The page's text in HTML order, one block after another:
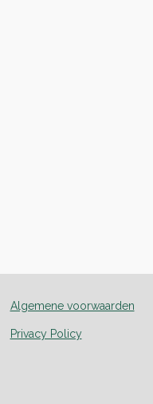
Algemene voorwaarden
Privacy Policy